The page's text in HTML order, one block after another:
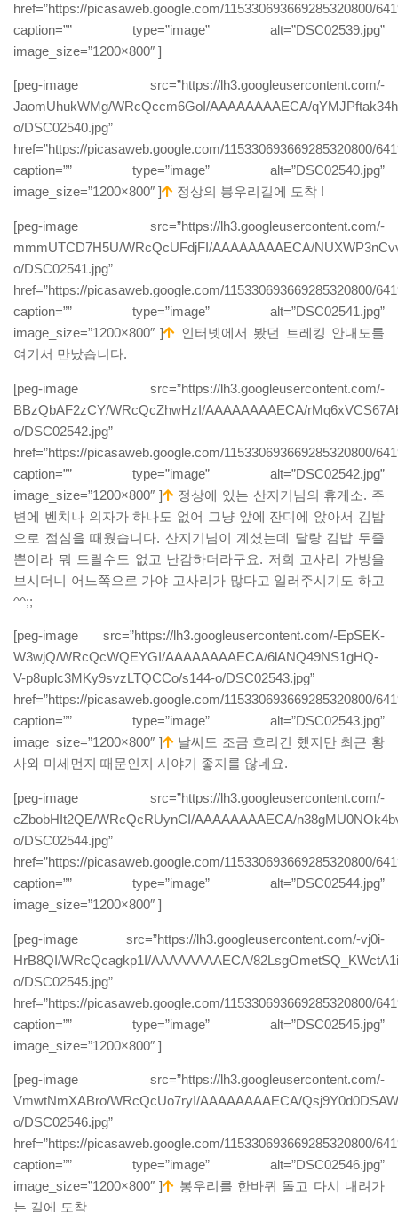
href=”https://picasaweb.google.com/115330693669285320800/
caption=”” type=”image” alt=”DSC02539.jpg”
image_size=”1200×800″ ]
[peg-image src=”https://lh3.googleusercontent.com/-
JaomUhukWMg/WRcQccm6GoI/AAAAAAAAECA/
o/DSC02540.jpg”
href=”https://picasaweb.google.com/115330693669285320800/
caption=”” type=”image” alt=”DSC02540.jpg”
image_size=”1200×800″ ]
정상의 봉우리길에 도착 !
[peg-image src=”https://lh3.googleusercontent.com/-
mmmUTCD7H5U/WRcQcUFdjFI/AAAAAAAAECA/
o/DSC02541.jpg”
href=”https://picasaweb.google.com/115330693669285320800/
caption=”” type=”image” alt=”DSC02541.jpg”
image_size=”1200×800″ ]
인터넷에서 봤던 트레킹 안내도를
여기서 만났습니다.
[peg-image src=”https://lh3.googleusercontent.com/-
BBzQbAF2zCY/WRcQcZhwHzI/AAAAAAAAECA/
o/DSC02542.jpg”
href=”https://picasaweb.google.com/115330693669285320800/
caption=”” type=”image” alt=”DSC02542.jpg”
image_size=”1200×800″ ]
정상에 있는 산지기님의 휴게소. 주
변에 벤치나 의자가 하나도 없어 그냥 앞에 잔디에 앉아서 김밥
으로 점심을 때웠습니다. 산지기님이 계셨는데 달랑 김밥 두줄
뿐이라 뭐 드릴수도 없고 난감하더라구요. 저희 고사리 가방을
보시더니 어느쪽으로 가야 고사리가 많다고 일러주시기도 하고
^^;;
[peg-image src=”https://lh3.googleusercontent.com/-EpSEK-
W3wjQ/WRcQcWQEYGI/AAAAAAAAECA/6lANQ49NS1gHQ-
V-p8uplc3MKy9svzLTQCCo/s144-o/DSC02543.jpg”
href=”https://picasaweb.google.com/115330693669285320800/
caption=”” type=”image” alt=”DSC02543.jpg”
image_size=”1200×800″ ]
날씨도 조금 흐리긴 했지만 최근 황
사와 미세먼지 때문인지 시야기 좋지를 않네요.
[peg-image src=”https://lh3.googleusercontent.com/-
cZbobHIt2QE/WRcQcRUynCI/AAAAAAAAECA/
o/DSC02544.jpg”
href=”https://picasaweb.google.com/115330693669285320800/
caption=”” type=”image” alt=”DSC02544.jpg”
image_size=”1200×800″ ]
[peg-image src=”https://lh3.googleusercontent.com/-vj0i-
HrB8QI/WRcQcagkp1I/AAAAAAAAECA/
o/DSC02545.jpg”
href=”https://picasaweb.google.com/115330693669285320800/
caption=”” type=”image” alt=”DSC02545.jpg”
image_size=”1200×800″ ]
[peg-image src=”https://lh3.googleusercontent.com/-
VmwtNmXABro/WRcQcUo7ryI/AAAAAAAAECA/
o/DSC02546.jpg”
href=”https://picasaweb.google.com/115330693669285320800/
caption=”” type=”image” alt=”DSC02546.jpg”
image_size=”1200×800″ ]
봉우리를 한바퀴 돌고 다시 내려가
는 길에 도착